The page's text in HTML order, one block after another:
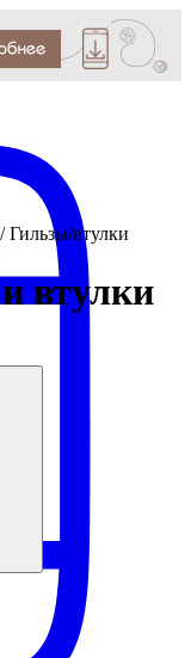
/Гильзы/втулки
втулки